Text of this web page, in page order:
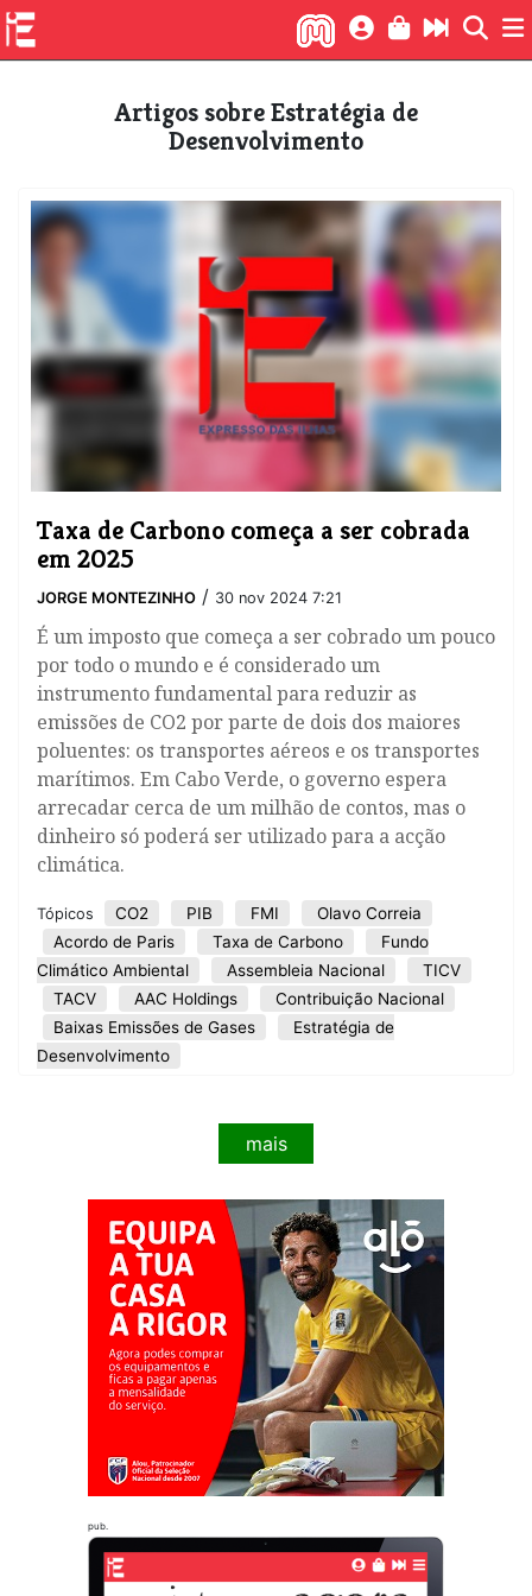
Artigos sobre Estratégia de
Desenvolvimento
Taxa de Carbono começa a ser cobrada
em 2025
JORGE MONTEZINHO / 30 nov 2024 7:21
É um imposto que começa a ser cobrado um pouco
por todo o mundo e é considerado um
instrumento fundamental para reduzir as
emissões de CO2 por parte de dois dos maiores
poluentes: os transportes aéreos e os transportes
marítimos. Em Cabo Verde, o governo espera
arrecadar cerca de um milhão de contos, mas o
dinheiro só poderá ser utilizado para a acção
climática.
Tópicos CO2 PIB FMI
Olavo Correia
Acordo de Paris
Taxa de Carbono
Fundo
Climático Ambiental
Assembleia Nacional
TICV
TACV
AAC Holdings
Contribuição Nacional
Baixas Emissões de Gases
Estratégia de
Desenvolvimento
mais
pub.